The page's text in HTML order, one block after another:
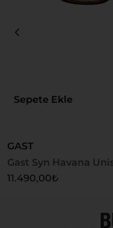
Sepete Ekle
GAST
Gast Syn Havana
11.490,00₺